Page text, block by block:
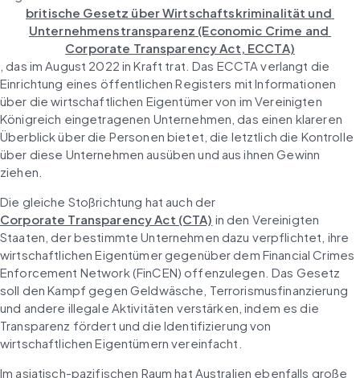
britische Gesetz über Wirtschaftskriminalität und
Unternehmenstransparenz (Economic Crime and
Corporate Transparency Act, ECCTA)
, das im August 2022 in Kraft trat. Das ECCTA verlangt die
Einrichtung eines öffentlichen Registers mit Informationen
über die wirtschaftlichen Eigentümer von im Vereinigten
Königreich eingetragenen Unternehmen, das einen klareren
Überblick über die Personen bietet, die letztlich die Kontrolle
über diese Unternehmen ausüben und aus ihnen Gewinn
ziehen.
Die gleiche Stoßrichtung hat auch der
Corporate Transparency Act (CTA) in den Vereinigten
Staaten, der bestimmte Unternehmen dazu verpflichtet, ihre
wirtschaftlichen Eigentümer gegenüber dem Financial Crimes
Enforcement Network (FinCEN) offenzulegen. Das Gesetz
soll den Kampf gegen Geldwäsche, Terrorismusfinanzierung
und andere illegale Aktivitäten verstärken, indem es die
Transparenz fördert und die Identifizierung von
wirtschaftlichen Eigentümern vereinfacht.
Im asiatisch-pazifischen Raum hat Australien ebenfalls große